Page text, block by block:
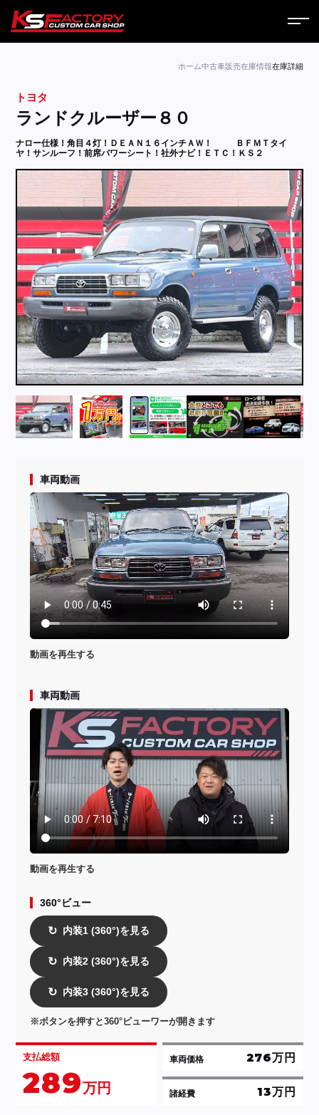
サービス
コラム
ニュース
営業日
お問い合わせ
採用情報
店舗問い合わせ
ホーム中古車販売在庫情報在庫詳細
トヨタ
ランドクルーザー８０
ナロー仕様！角目４灯！ＤＥＡＮ１６インチＡＷ！
ＢＦＭＴタイ
ヤ！サンルーフ！前席パワーシート！社外ナビ！ＥＴＣ！ＫＳ２
車両動画
動画を再生する
車両動画
動画を再生する
360°ビュー
↻ 内装1 (360°)を見る
↻ 内装2 (360°)を見る
↻ 内装3 (360°)を見る
※ボタンを押すと360°ビューワーが開きます
支払総額
289万円 諸経費 13万円
車両価格 276万円